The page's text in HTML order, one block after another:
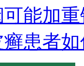
能加
患者